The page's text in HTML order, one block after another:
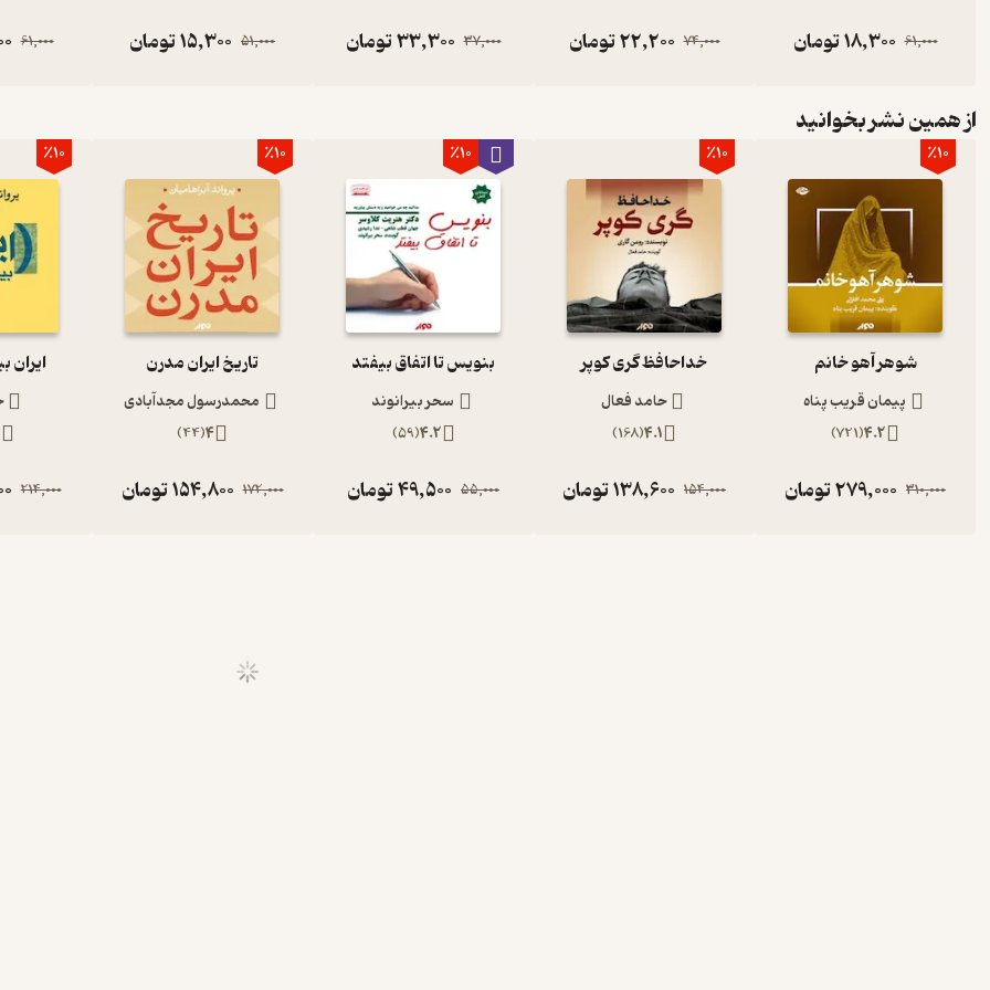
61,000
18,300تومان 74,000
22,200تومان 37,000
33,300تومان 51,000
15,300تومان 61,000
از همین نشر بخوانید
٪10
شوهر آهو خانم
پیمان قریب پناه
4.2
(
721
)
310,000
279,000تومان
٪10
خداحافظ گری کوپر
حامد فعال
4.1
(
168
)
154,000
138,600تومان
٪10
بنویس تا اتفاق بیفتد
سحر بیرانوند
4.2
(
59
)
55,000
49,500تومان
٪10
تاریخ ایران مدرن
محمدرسول مجدآبادی
4
(
44
)
172,000
154,800تومان
٪10
ایران
214,000